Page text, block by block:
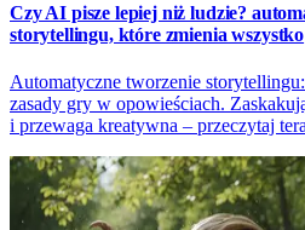
Czy AI pisze lepiej niż ludzie?
storytellingu, które zmienia wszystko
Automatyczne tworzenie
zasady gry w opowieściach.
i przewaga kreatywna – przeczytaj